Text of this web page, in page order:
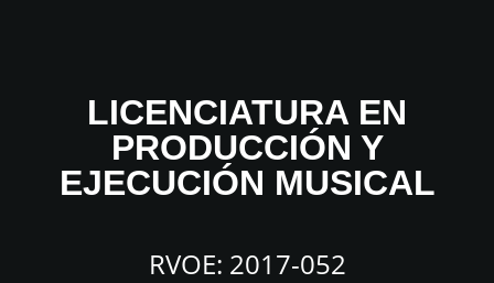
LICENCIATURA EN
PRODUCCIÓN Y
EJECUCIÓN MUSICAL
RVOE: 2017-052